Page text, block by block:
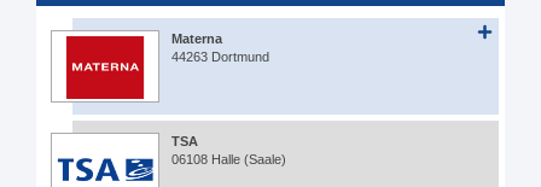
Materna
44263 Dortmund
TSA
06108 Halle (Saale)